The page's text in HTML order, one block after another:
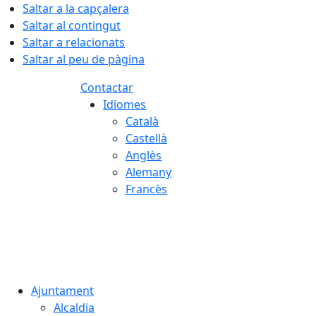
Saltar a la capçalera
Saltar al contingut
Saltar a relacionats
Saltar al peu de pàgina
Contactar
Idiomes
Català
Castellà
Anglès
Alemany
Francès
Ajuntament
Alcaldia